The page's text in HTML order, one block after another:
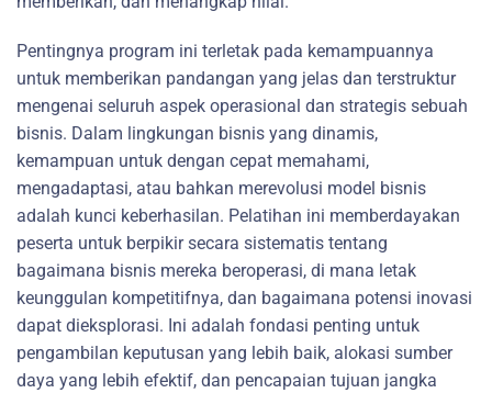
Pentingnya program ini terletak pada kemampuannya
untuk memberikan pandangan yang jelas dan terstruktur
mengenai seluruh aspek operasional dan strategis sebuah
bisnis. Dalam lingkungan bisnis yang dinamis,
kemampuan untuk dengan cepat memahami,
mengadaptasi, atau bahkan merevolusi model bisnis
adalah kunci keberhasilan. Pelatihan ini memberdayakan
peserta untuk berpikir secara sistematis tentang
bagaimana bisnis mereka beroperasi, di mana letak
keunggulan kompetitifnya, dan bagaimana potensi inovasi
dapat dieksplorasi. Ini adalah fondasi penting untuk
pengambilan keputusan yang lebih baik, alokasi sumber
daya yang lebih efektif, dan pencapaian tujuan jangka